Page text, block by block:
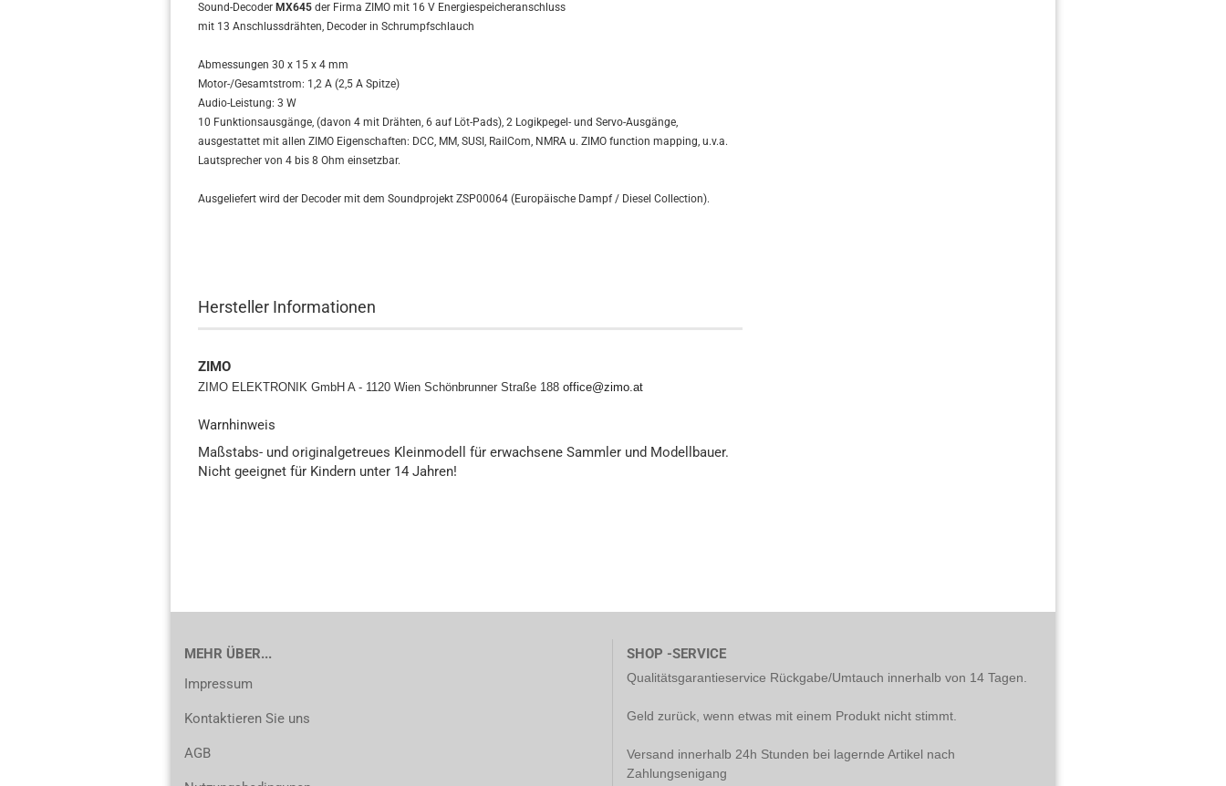
Sound-Decoder MX645 der Firma ZIMO mit 16 V Energiespeicheranschluss
mit 13 Anschlussdrähten, Decoder in Schrumpfschlauch
Abmessungen 30 x 15 x 4 mm
Motor-/Gesamtstrom: 1,2 A (2,5 A Spitze)
Audio-Leistung: 3 W
10 Funktionsausgänge, (davon 4 mit Drähten, 6 auf Löt-Pads), 2 Logikpegel- und Servo-Ausgänge,
ausgestattet mit allen ZIMO Eigenschaften: DCC, MM, SUSI, RailCom, NMRA u. ZIMO function mapping, u.v.a.
Lautsprecher von 4 bis 8 Ohm einsetzbar.
Ausgeliefert wird der Decoder mit dem Soundprojekt ZSP00064 (Europäische Dampf / Diesel Collection).
Hersteller Informationen
ZIMO
ZIMO ELEKTRONIK GmbH A - 1120 Wien Schönbrunner Straße 188 office@zimo.at
Warnhinweis
Maßstabs- und originalgetreues Kleinmodell für erwachsene Sammler und Modellbauer.
Nicht geeignet für Kindern unter 14 Jahren!
MEHR ÜBER...
Impressum
Kontaktieren Sie uns
AGB
SHOP -SERVICE
Qualitätsgarantieservice Rückgabe/Umtauch innerhalb von 14 Tagen.
Geld zurück, wenn etwas mit einem Produkt nicht stimmt.
Versand innerhalb 24h Stunden bei lagernde Artikel nach
Zahlungsenigang